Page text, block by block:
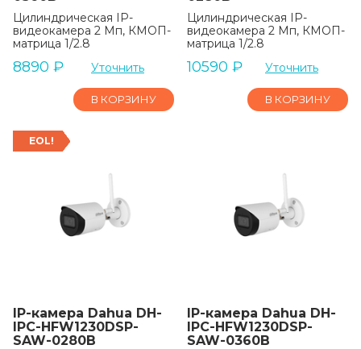
Цилиндрическая IP-
видеокамера 2 Мп, КМОП-
матрица 1/2.8
8890 ₽ Уточнить
В КОРЗИНУ
Цилиндрическая IP-
видеокамера 2 Мп, КМОП-
матрица 1/2.8
10590 ₽ Уточнить
В КОРЗИНУ
EOL!
IP-камера Dahua DH-
IPC-HFW1230DSP-
SAW-0280B
IP-камера Dahua DH-
IPC-HFW1230DSP-
SAW-0360B